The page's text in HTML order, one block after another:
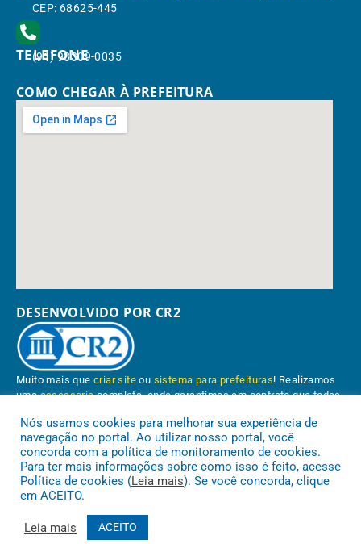
CEP: 68625-445
TELEFONE
(91) 98309-0035
COMO CHEGAR À PREFEITURA
DESENVOLVIDO POR CR2
Muito mais quecriar site ou sistema para prefeituras! Realizamos
umaassessoriacompleta, onde garantimos em contrato que todas
Conheça oPNTP e oRadar da Transparência Pública
Nós usamos cookies para melhorar sua experiência de
navegação no portal. Ao utilizar nosso portal, você
concorda com a política de monitoramento de cookies.
Para ter mais informações sobre como isso é feito, acesse
Política de cookies (Leia mais). Se você concorda, clique
em ACEITO.
Leia mais ACEITO